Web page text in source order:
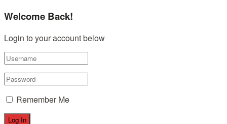
Welcome Back!
Login to your account below
Remember Me